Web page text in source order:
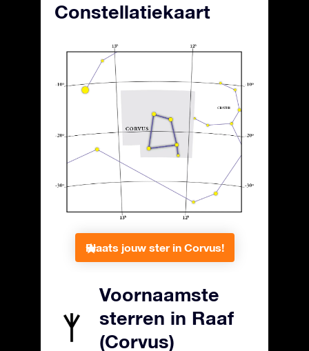
Constellatiekaart
Plaats jouw ster in Corvus!
Voornaamste
sterren in Raaf
(Corvus)